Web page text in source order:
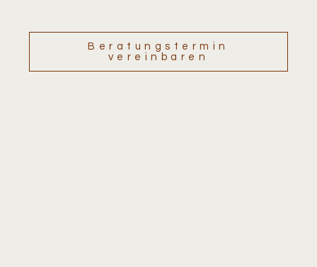
Beratungstermin
vereinbaren